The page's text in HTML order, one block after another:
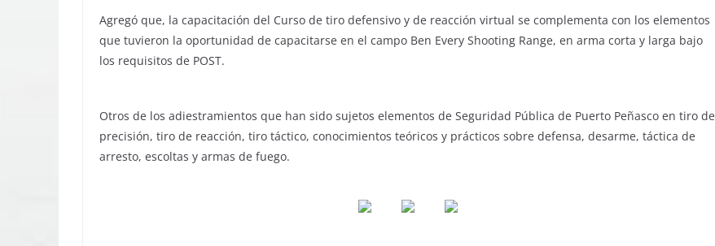
Agregó que, la capacitación del Curso de tiro defensivo y de reacción virtual se complementa con los elementos
que tuvieron la oportunidad de capacitarse en el campo Ben Every Shooting Range, en arma corta y larga bajo
los requisitos de POST.
Otros de los adiestramientos que han sido sujetos elementos de Seguridad Pública de Puerto Peñasco en tiro de
precisión, tiro de reacción, tiro táctico, conocimientos teóricos y prácticos sobre defensa, desarme, táctica de
arresto, escoltas y armas de fuego.